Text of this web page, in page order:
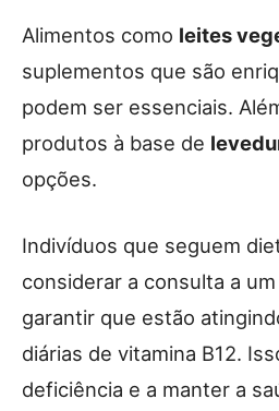
Alimentos como leites
suplementos que são
podem ser essenciais.
produtos à base de
opções.
Indivíduos que seguem
considerar a consulta a
garantir que estão
diárias de vitamina B12.
deficiência e a manter a